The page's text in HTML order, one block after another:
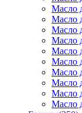
Масло
Масло
Масло
Масло
Масло
Масло
Масло
Масло
Масло
Масло